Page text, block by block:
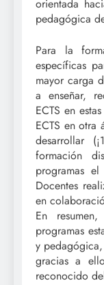
orientada
pedagógica
Para la
específicas
mayor carga
a enseñar,
ECTS en
ECTS en otra
desarrollar
formación
programas
Docentes
en
En
programas
y
gracias a
reconocido